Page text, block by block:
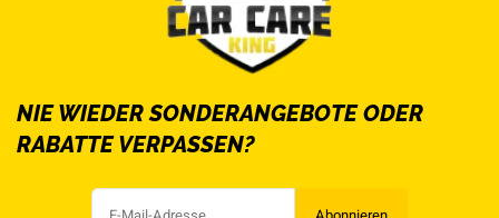
NIE WIEDER SONDERANGEBOTE ODER
RABATTE VERPASSEN?